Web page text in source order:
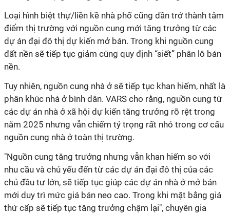
Loại hình biệt thự/liền kề nhà phố cũng dần trở thành tâm
điểm thị trường với nguồn cung mới tăng trưởng từ các
dự án đại đô thị dự kiến mở bán. Trong khi nguồn cung
đất nền sẽ tiếp tục giảm cùng quy định “siết” phân lô bán
nền.
Tuy nhiên, nguồn cung nhà ở sẽ tiếp tục khan hiếm, nhất là
phân khúc nhà ở bình dân. VARS cho rằng, nguồn cung từ
các dự án nhà ở xã hội dự kiến tăng trưởng rõ rệt trong
năm 2025 nhưng vẫn chiếm tỷ trọng rất nhỏ trong cơ cấu
nguồn cung nhà ở toàn thị trường.
"Nguồn cung tăng trưởng nhưng vẫn khan hiếm so với
nhu cầu và chủ yếu đến từ các dự án đại đô thị của các
chủ đầu tư lớn, sẽ tiếp tục giúp các dự án nhà ở mở bán
mới duy trì mức giá bán neo cao. Trong khi mặt bằng giá
thứ cấp sẽ tiếp tục tăng trưởng chậm lại", chuyên gia